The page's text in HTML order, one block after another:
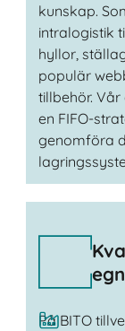
kunskap.
intralogistik
hyllor,
populär
tillbehör.
en FIFO-
genomföra
På BITO